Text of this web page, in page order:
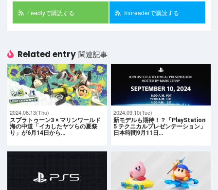
Feedlyで購読する Inoreaderで購読する
Related entry 関連記事
2024.06.13(Thu)
スプラトゥーン3 × マリンワールド
海の中道「イカしたヤツらの夏祭
り」が6月14日から…
2024.09.10(Tue)
新モデルも期待！？「PlayStation
5 テクニカルプレゼンテーション」
日本時間9月11日…